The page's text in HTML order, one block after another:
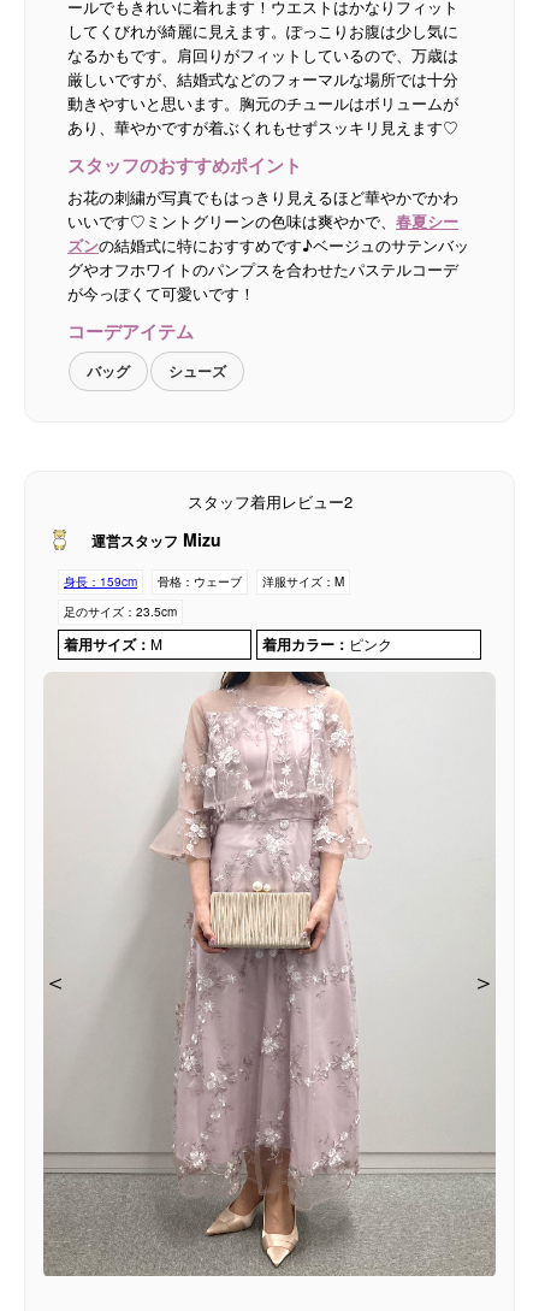
ールでもきれいに着れます！ウエストはかなりフィット
してくびれが綺麗に見えます。ぽっこりお腹は少し気に
なるかもです。肩回りがフィットしているので、万歳は
厳しいですが、結婚式などのフォーマルな場所では十分
動きやすいと思います。胸元のチュールはボリュームが
あり、華やかですが着ぶくれもせずスッキリ見えます♡
スタッフのおすすめポイント
お花の刺繍が写真でもはっきり見えるほど華やかでかわ
いいです♡ミントグリーンの色味は爽やかで、 春夏シー
ズンの結婚式に特におすすめです♪ベージュのサテンバッ
グやオフホワイトのパンプスを合わせたパステルコーデ
が今っぽくて可愛いです！
コーデアイテム
バッグ シューズ
スタッフ着用レビュー2
運営スタッフ Mizu
身長： 159cm 骨格： ウェーブ 洋服サイズ： M
足のサイズ： 23.5cm
着用サイズ： M 着用カラー： ピンク
＜ ＞
＜ ＞
＜ ＞